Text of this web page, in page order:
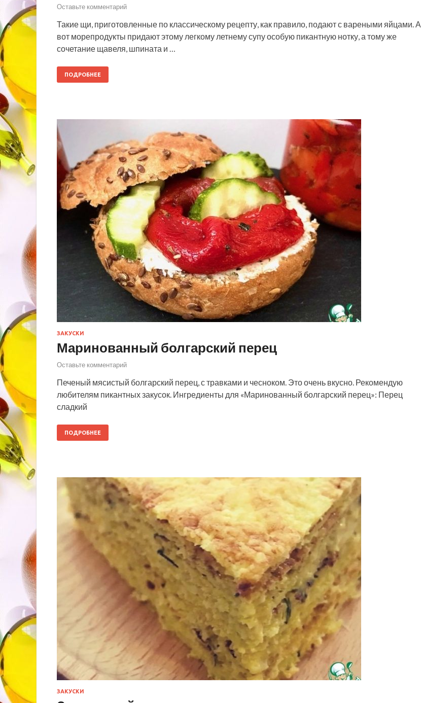
Оставьте комментарий
Такие щи, приготовленные по классическому рецепту, как правило, подают с вареными яйцами. А
вот морепродукты придают этому легкому летнему супу особую пикантную нотку, а тому же
сочетание щавеля, шпината и …
ПОДРОБНЕЕ
ЗАКУСКИ
Маринованный болгарский перец
Оставьте комментарий
Печеный мясистый болгарский перец, с травками и чесноком. Это очень вкусно. Рекомендую
любителям пикантных закусок. Ингредиенты для «Маринованный болгарский перец»: Перец
сладкий
ПОДРОБНЕЕ
ЗАКУСКИ